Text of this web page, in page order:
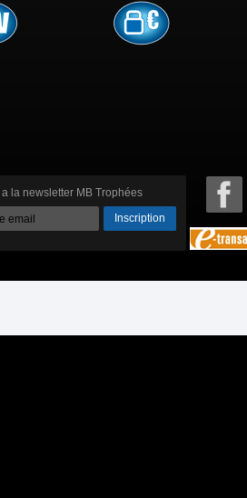
la newsletter MB Trophées
Inscription